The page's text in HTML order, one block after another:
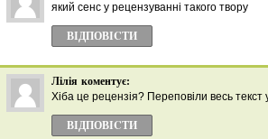
який сенс у рецензуванні такого твору
ВІДПОВІCТИ
Лілія коментує:
Хіба це рецензія? Переповіли весь текст
ВІДПОВІCТИ